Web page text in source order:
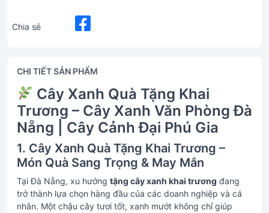
Chia sẻ
CHI TIẾT SẢN PHẨM
Cây Xanh Quà Tặng Khai
Trương – Cây Xanh Văn Phòng Đà
Nẵng | Cây Cảnh Đại Phú Gia
1. Cây Xanh Quà Tặng Khai Trương –
Món Quà Sang Trọng & May Mắn
Tại Đà Nẵng, xu hướng tặng cây xanh khai trương đang
trở thành lựa chọn hàng đầu của các doanh nghiệp và cá
nhân. Một chậu cây tươi tốt, xanh mướt không chỉ giúp